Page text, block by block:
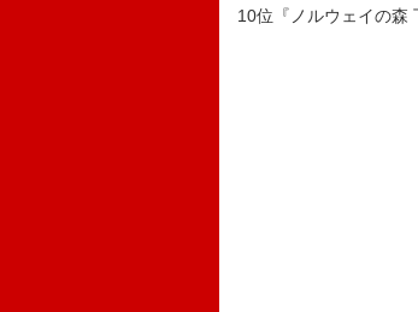
10位『ノルウェイの森